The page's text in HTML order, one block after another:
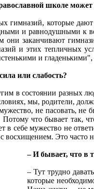
школе
гимназий, которые
и равнодушными к
заканчивают
и этих тепличных
и
или слабость?
в состоянии разных
мы, родители,
не пасовать,
что бывает так,
в себе мужество не
восхищением. Это
– И бывает, что в
– Тут трудно
которые